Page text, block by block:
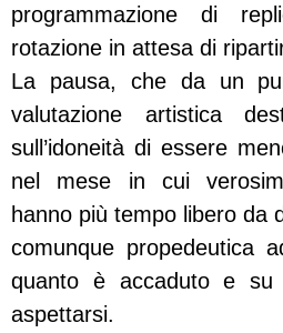
programmazione di
rotazione in attesa di
La pausa, che da un
valutazione artistica
sull’idoneità di essere
nel mese in cui
hanno più tempo libero da
comunque propedeutica
quanto è accaduto e
aspettarsi.